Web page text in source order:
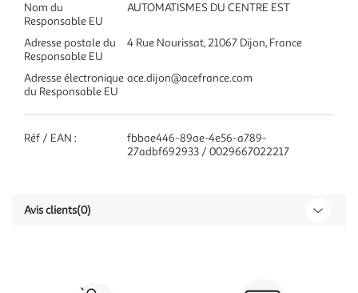
Nom du
Responsable EU
AUTOMATISMES DU CENTRE EST
Adresse postale du
Responsable EU
4 Rue Nourissat, 21067 Dijon, France
Adresse électronique
du Responsable EU
ace.dijon@acefrance.com
Réf / EAN :
fbbae446-89ae-4e56-a789-
27adbf692933 / 0029667022217
Avis clients(0)